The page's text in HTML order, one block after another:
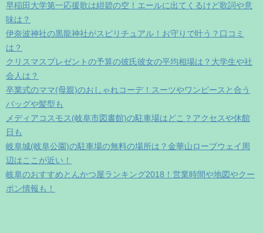
早稲田大学第一応援歌は紺碧の空！エールに出てくるけど歌詞や意
味は？
伊奈波神社の黒龍神社がスピリチュアル！お守りで叶う？口コミ
は？
クリスマスプレゼントの予算の彼氏彼女の平均相場は？大学生や社
会人は？
卒業式のママ(母親)のおしゃれコーデ！スーツやワンピースと合う
バッグや髪型も
メディアコスモス(岐阜市図書館)の駐車場はどこ？アクセスや休館
日も
岐阜城(岐阜公園)の駐車場の無料の場所は？金華山ロープウェイ周
辺はここが近い！
岐阜のおすすめとんかつ屋ランキング2018！営業時間や地図やクー
ポン情報も！